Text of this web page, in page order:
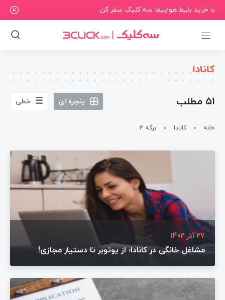
با خرید بلیط هواپیما سه کلیک سفر کن
کانادا
51 مطلب پنجره ای خطی
خانه » کانادا » برگه 3
27 آذر 1402
مشاغل خانگی در کانادا؛ از یوتوبر تا دستیار مجازی!